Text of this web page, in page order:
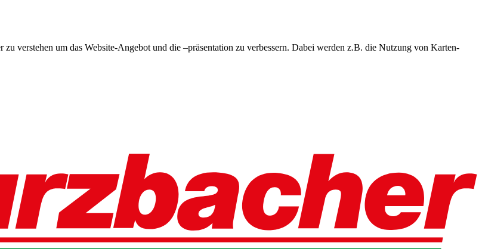
verstehen um das Website-Angebot und die –präsentation zu verbessern. Dabei werden z.B. die Nutzung von Karten-